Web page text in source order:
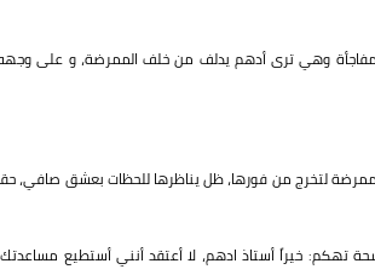
المفاجأة وهي ترى أدهم يدلف من خلف الممرضة، و على
لتخرج من فورها، ظل يناظرها للحظات بعشق صافي،
تهكم: خيراً أستاذ ادهم، لا أعتقد أنني أستطيع